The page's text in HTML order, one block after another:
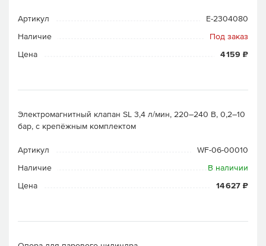
Артикул
E-2304080
Наличие
Под заказ
Цена
4 159 ₽
Электромагнитный клапан SL 3,4 л/мин, 220–240 В, 0,2–10
бар, с крепёжным комплектом
Артикул
WF-06-00010
Наличие
В наличии
Цена
14 627 ₽